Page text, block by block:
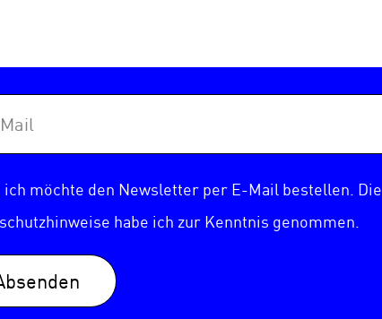
ich möchte den Newsletter per E-Mail bestellen. Die
habe ich zur Kenntnis genommen.